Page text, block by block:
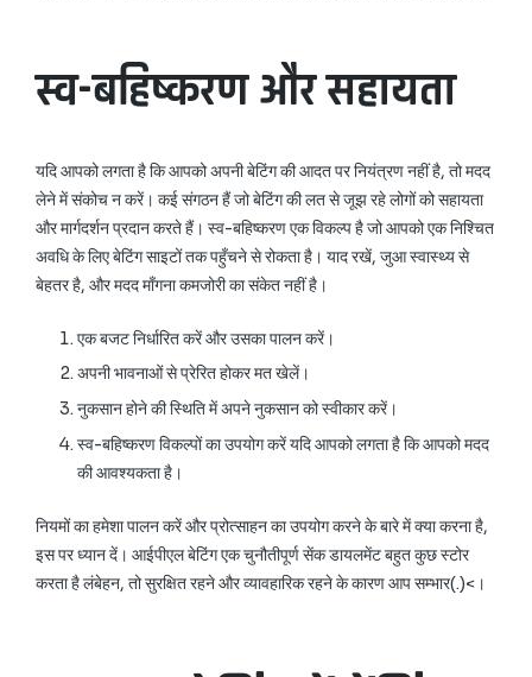
स्व-बहिष्करण और सहायता
यदि आपको लगता है कि आपको अपनी बेटिंग की आदत पर नियंत्रण नहीं है, तो मदद
लेने में संकोच न करें। कई संगठन हैं जो बेटिंग की लत से जूझ रहे लोगों को सहायता
और मार्गदर्शन प्रदान करते हैं। स्व-बहिष्करण एक विकल्प है जो आपको एक निश्चित
अवधि के लिए बेटिंग साइटों तक पहुँचने से रोकता है। याद रखें, जुआ स्वास्थ्य से
बेहतर है, और मदद माँगना कमजोरी का संकेत नहीं है।
एक बजट निर्धारित करें और उसका पालन करें।
अपनी भावनाओं से प्रेरित होकर मत खेलें।
नुकसान होने की स्थिति में अपने नुकसान को स्वीकार करें।
स्व-बहिष्करण विकल्पों का उपयोग करें यदि आपको लगता है कि आपको मदद
की आवश्यकता है।
नियमों का हमेशा पालन करें और प्रोत्साहन का उपयोग करने के बारे में क्या करना है,
इस पर ध्यान दें। आईपीएल बेटिंग एक चुनौतीपूर्ण सेंक डायलमेंट बहुत कुछ स्टोर
करता है लंबेहन, तो सुरक्षित रहने और व्यावहारिक रहने के कारण आप सम्भार(.)<।